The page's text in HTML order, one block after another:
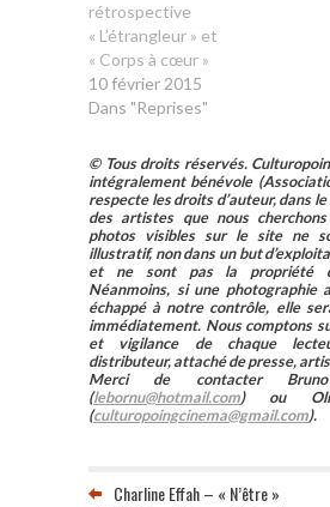
rétrospective
« L’étrangleur » et
« Corps à cœur »
10 février 2015
Dans "Reprises"
© Tous droits réservés.
intégralement bénévole
respecte les droits d’auteur, dans
des artistes que nous
photos visibles sur le site ne
illustratif, non dans un but
et ne sont pas la propriété
Néanmoins, si une photographie
échappé à notre contrôle, elle
immédiatement. Nous comptons
et vigilance de chaque
distributeur, attaché de presse,
Merci de contacter Bruno
(lebornu@hotmail.com) ou
(culturopoingcinema@gmail.com).
Charline Effah – « N’être »